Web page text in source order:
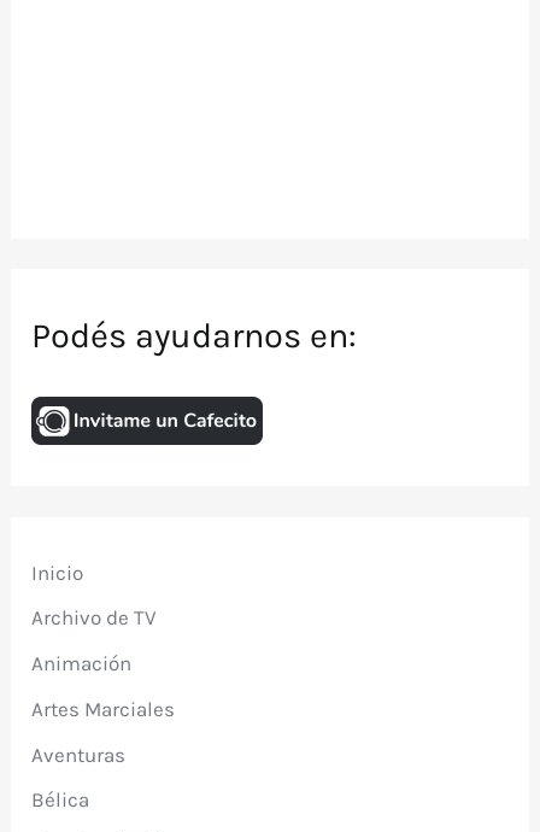
Podés ayudarnos en:
Inicio
Archivo de TV
Animación
Artes Marciales
Aventuras
Bélica